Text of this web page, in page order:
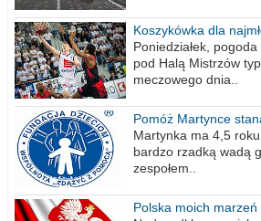
Koszykówka dla
Poniedziałek,
pod Halą Mistrzów
meczowego dnia..
Pomóż Martynce
Martynka ma 4,5
bardzo rzadką wadą
zespołem..
Polska moich marzeń